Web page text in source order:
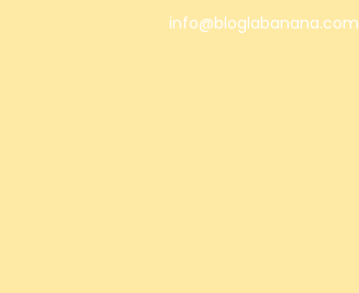
info@bloglabanana.com